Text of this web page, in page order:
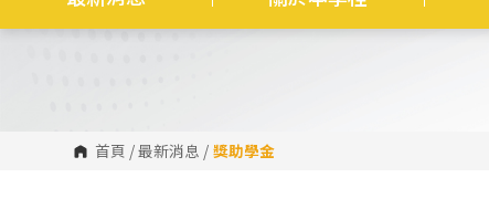
首頁 /最新消息 / 獎助學金